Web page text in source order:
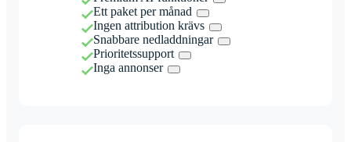
Ett paket per månad
Ingen attribution krävs
Snabbare nedladdningar
Prioritetssupport
Inga annonser